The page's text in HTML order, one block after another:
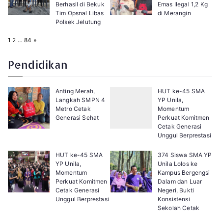
Berhasil di Bekuk
Tim Opsnal Libas
Polsek Jelutung
Emas Ilegal 1,2 Kg
di Merangin
P
:
1 2 … 84 N
»
Pendidikan
Anting Merah,
Langkah SMPN 4
Metro Cetak
Generasi Sehat
HUT ke-45 SMA
YP Unila,
Momentum
Perkuat Komitmen
Cetak Generasi
Unggul Berprestasi
HUT ke-45 SMA
YP Unila,
Momentum
Perkuat Komitmen
Cetak Generasi
Unggul Berprestasi
374 Siswa SMA YP
Unila Lolos ke
Kampus Bergengsi
Dalam dan Luar
Negeri, Bukti
Konsistensi
Sekolah Cetak